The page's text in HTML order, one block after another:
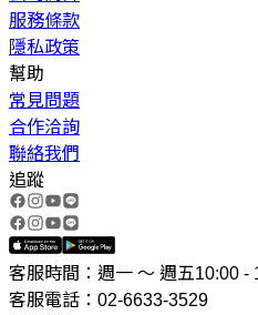
服務條款
隱私政策
幫助
常見問題
合作洽詢
聯絡我們
追蹤
客服時間：週一 ～ 週五10:00 -
客服電話：02-6633-3529